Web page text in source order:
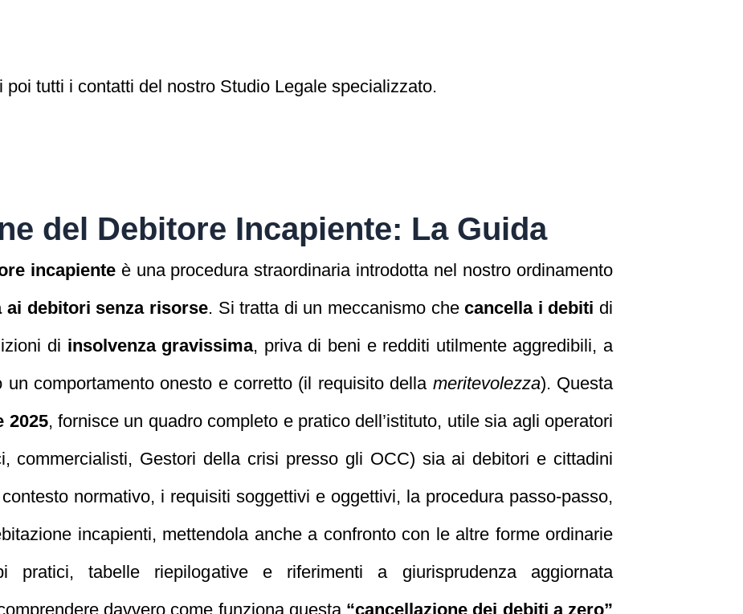
poi tutti i contatti del nostro Studio Legale specializzato.
del Debitore Incapiente: La Guida
incapienteè una procedura straordinaria introdotta nel nostro ordinamento
ai debitori senza risorse. Si tratta di un meccanismo checancella i debiti di
di insolvenza gravissima, priva di beni e redditi utilmente aggredibili, a
un comportamento onesto e corretto (il requisito della meritevolezza). Questa
2025, fornisce un quadro completo e pratico dell’istituto, utile sia agli operatori
commercialisti, Gestori della crisi presso gli OCC) sia ai debitori e cittadini
normativo, i requisiti soggettivi e oggettivi, la procedura passo-passo,
incapienti, mettendola anche a confronto con le altre forme ordinarie
pratici, tabelle riepilogative e riferimenti a giurisprudenza aggiornata
davvero come funziona questa “cancellazione dei debiti a zero”